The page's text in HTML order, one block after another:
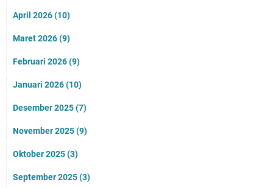
April 2026(10)
Maret 2026(9)
Februari 2026(9)
Januari 2026(10)
Desember 2025(7)
November 2025(9)
Oktober 2025(3)
September 2025(3)